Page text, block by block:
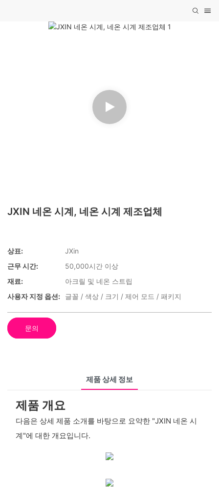
JXIN 네온 시계, 네온 시계 제조업체
상표:
JXin
근무 시간:
50,000시간 이상
재료:
아크릴 및 네온 스트립
사용자 지정 옵션:
글꼴 / 색상 / 크기 / 제어 모드 / 패키지
문의
제품 상세 정보
제품 개요
다음은 상세 제품 소개를 바탕으로 요약한 "JXIN 네온 시
계"에 대한 개요입니다.